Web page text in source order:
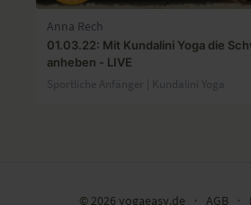
Anna Rech
01.03.22: Mit Kundalini Yoga die
anheben - LIVE
Sportliche Anfänger | Kundalini Yoga
© 2026 yogaeasy.de ∙ AGB ∙